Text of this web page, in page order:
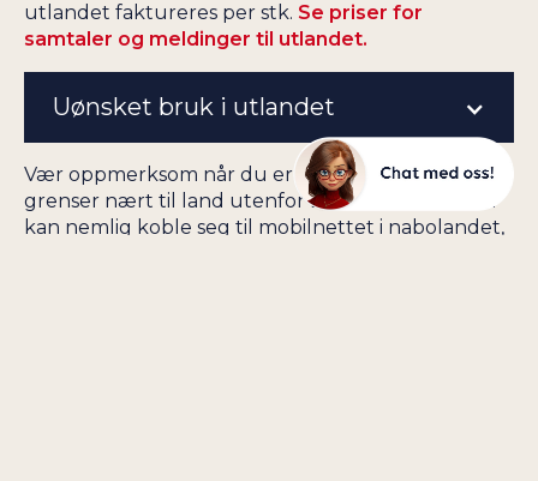
utlandet faktureres per stk. Se priser for
samtaler og meldinger til utlandet.
Uønsket bruk i utlandet
Vær oppmerksom når du er på reise i EU-land som
grenser nært til land utenfor EU. Mobiltelefonen
kan nemlig koble seg til mobilnettet i nabolandet,